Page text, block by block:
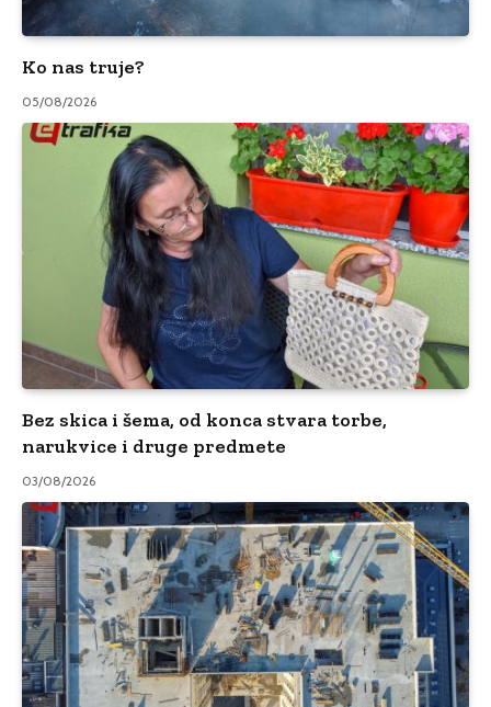
Ko nas truje?
05/08/2026
Bez skica i šema, od konca stvara torbe,
narukvice i druge predmete
03/08/2026